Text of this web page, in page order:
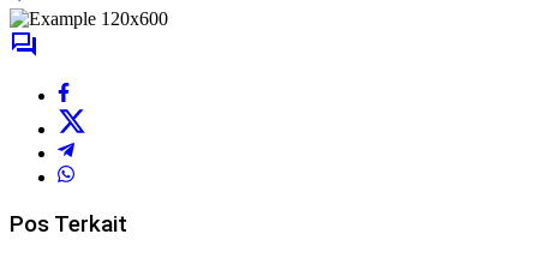
Pos Terkait